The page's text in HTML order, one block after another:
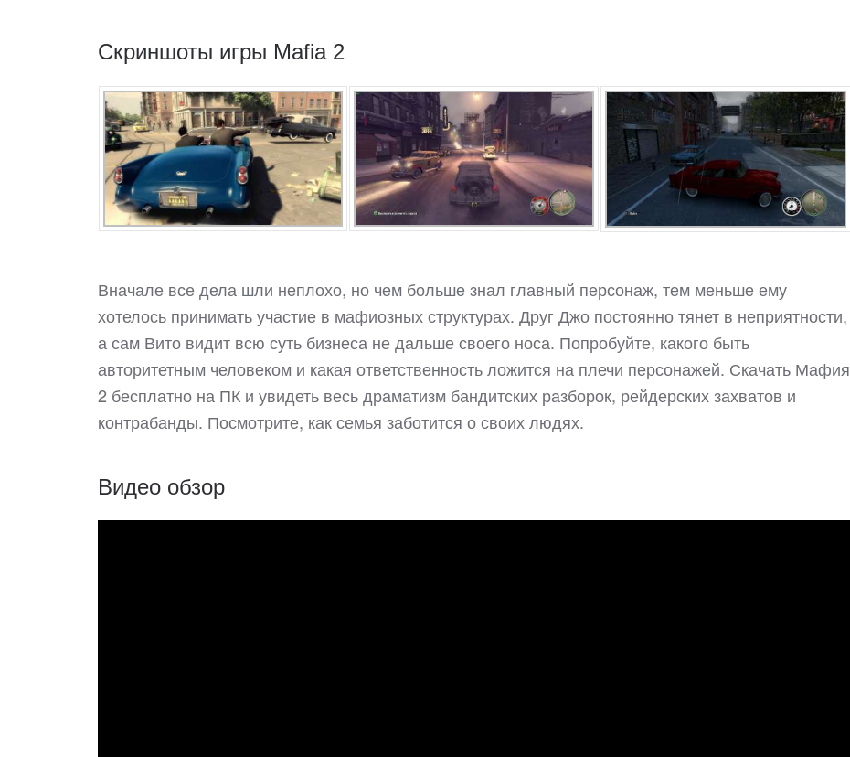
Скриншоты игры Mafia 2
Вначале все дела шли неплохо, но чем больше знал главный персонаж, тем меньше ему
хотелось принимать участие в мафиозных структурах. Друг Джо постоянно тянет в неприятности,
а сам Вито видит всю суть бизнеса не дальше своего носа. Попробуйте, какого быть
авторитетным человеком и какая ответственность ложится на плечи персонажей. Скачать Мафия
2 бесплатно на ПК и увидеть весь драматизм бандитских разборок, рейдерских захватов и
контрабанды. Посмотрите, как семья заботится о своих людях.
Видео обзор